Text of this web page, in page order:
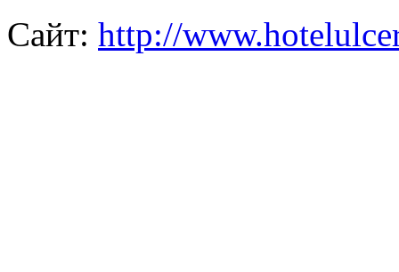
Сайт: http://